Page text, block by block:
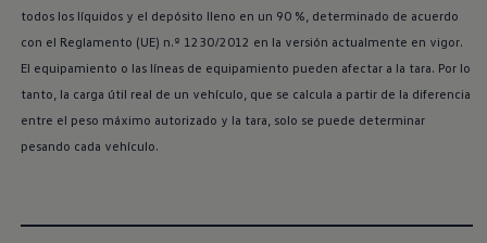
todos los líquidos y el depósito lleno en un 90 %, determinado de acuerdo
con el Reglamento (UE) n.º 1230/2012 en la versión actualmente en vigor.
El equipamiento o las líneas de equipamiento pueden afectar a la tara. Por lo
tanto, la carga útil real de un vehículo, que se calcula a partir de la diferencia
entre el peso máximo autorizado y la tara, solo se puede determinar
pesando cada vehículo.